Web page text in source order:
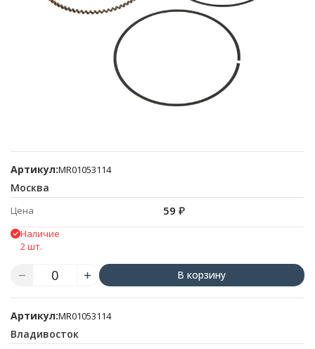
Артикул:MR01053114
Москва
Цена 59 ₽
Наличие
2 шт.
В корзину
Артикул:MR01053114
Владивосток